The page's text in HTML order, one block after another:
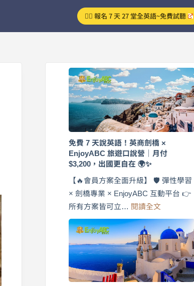
👉🏻 報名 7 天 27 堂全英語~免費試聽
免費 7 天說英語！英商劍橋 ×
EnjoyABC 旅遊口說營｜月付
$3,200，出國更自在 🌍✨
【🔥會員方案全面升級】 🛡️ 彈性學習
× 劍橋專業 × EnjoyABC 互動平台 👉
所有方案皆可立… 閱讀全文
費
7
天
說
英
語！